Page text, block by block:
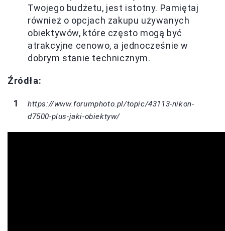
Twojego budżetu, jest istotny. Pamiętaj
również o opcjach zakupu używanych
obiektywów, które często mogą być
atrakcyjne cenowo, a jednocześnie w
dobrym stanie technicznym.
Źródła:
https://www.forumphoto.pl/topic/43113-nikon-
d7500-plus-jaki-obiektyw/